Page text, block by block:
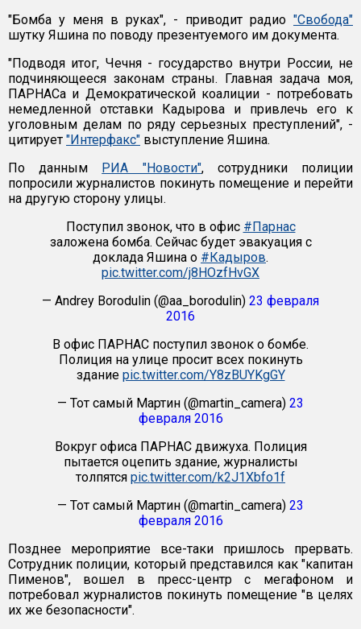
"Бомба у меня в руках", - приводит радио "Свобода"
шутку Яшина по поводу презентуемого им документа.
"Подводя итог, Чечня - государство внутри России, не
подчиняющееся законам страны. Главная задача моя,
ПАРНАСа и Демократической коалиции - потребовать
немедленной отставки Кадырова и привлечь его к
уголовным делам по ряду серьезных преступлений", -
цитирует "Интерфакс" выступление Яшина.
По данным РИА "Новости", сотрудники полиции
попросили журналистов покинуть помещение и перейти
на другую сторону улицы.
Поступил звонок, что в офис #Парнас
заложена бомба. Сейчас будет эвакуация с
доклада Яшина о #Кадыров.
pic.twitter.com/j8HOzfHvGX
— Andrey Borodulin (@aa_borodulin) 23 февраля
2016
В офис ПАРНАС поступил звонок о бомбе.
Полиция на улице просит всех покинуть
здание pic.twitter.com/Y8zBUYKgGY
— Тот самый Мартин (@martin_camera) 23
февраля 2016
Вокруг офиса ПАРНАС движуха. Полиция
пытается оцепить здание, журналисты
толпятся pic.twitter.com/k2J1Xbfo1f
— Тот самый Мартин (@martin_camera) 23
февраля 2016
Позднее мероприятие все-таки пришлось прервать.
Сотрудник полиции, который представился как "капитан
Пименов", вошел в пресс-центр с мегафоном и
потребовал журналистов покинуть помещение "в целях
их же безопасности".